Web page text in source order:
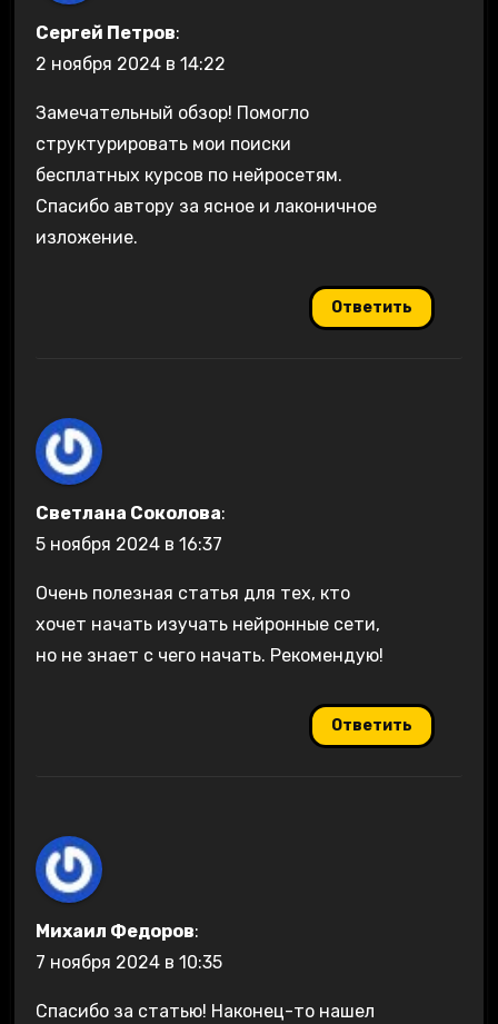
Сергей Петров:
2 ноября 2024 в 14:22
Замечательный обзор! Помогло
структурировать мои поиски
бесплатных курсов по нейросетям.
Спасибо автору за ясное и лаконичное
изложение.
Ответить
Светлана Соколова:
5 ноября 2024 в 16:37
Очень полезная статья для тех, кто
хочет начать изучать нейронные сети,
но не знает с чего начать. Рекомендую!
Ответить
Михаил Федоров:
7 ноября 2024 в 10:35
Спасибо за статью! Наконец-то нашел